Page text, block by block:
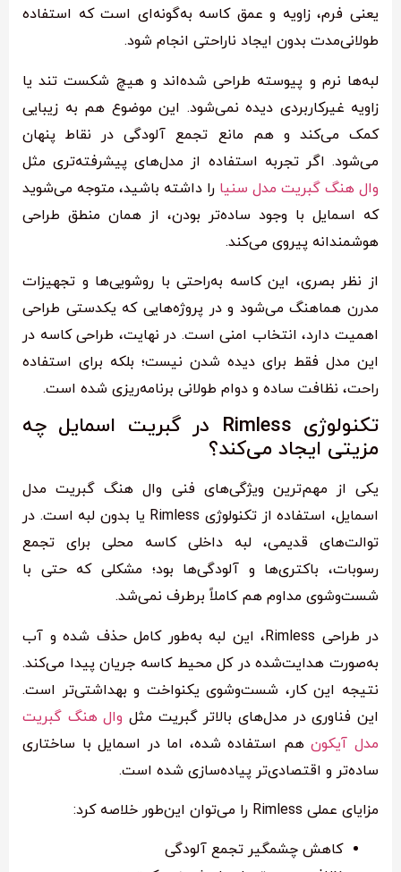
یعنی فرم، زاویه و عمق کاسه به‌گونه‌ای است که استفاده
طولانی‌مدت بدون ایجاد ناراحتی انجام شود.
لبه‌ها نرم و پیوسته طراحی شده‌اند و هیچ شکست تند یا
زاویه غیرکاربردی دیده نمی‌شود. این موضوع هم به زیبایی
کمک می‌کند و هم مانع تجمع آلودگی در نقاط پنهان
می‌شود. اگر تجربه استفاده از مدل‌های پیشرفته‌تری مثل
وال هنگ گبریت مدل سنیا را داشته باشید، متوجه می‌شوید
که اسمایل با وجود ساده‌تر بودن، از همان منطق طراحی
هوشمندانه پیروی می‌کند.
از نظر بصری، این کاسه به‌راحتی با روشویی‌ها و تجهیزات
مدرن هماهنگ می‌شود و در پروژه‌هایی که یکدستی طراحی
اهمیت دارد، انتخاب امنی است. در نهایت، طراحی کاسه در
این مدل فقط برای دیده شدن نیست؛ بلکه برای استفاده
راحت، نظافت ساده و دوام طولانی برنامه‌ریزی شده است.
تکنولوژی Rimless در گبریت اسمایل چه
مزیتی ایجاد می‌کند؟
یکی از مهم‌ترین ویژگی‌های فنی وال هنگ گبریت مدل
اسمایل، استفاده از تکنولوژی Rimless یا بدون لبه است. در
توالت‌های قدیمی، لبه داخلی کاسه محلی برای تجمع
رسوبات، باکتری‌ها و آلودگی‌ها بود؛ مشکلی که حتی با
شست‌وشوی مداوم هم کاملاً برطرف نمی‌شد.
در طراحی Rimless، این لبه به‌طور کامل حذف شده و آب
به‌صورت هدایت‌شده در کل محیط کاسه جریان پیدا می‌کند.
نتیجه این کار، شست‌وشوی یکنواخت و بهداشتی‌تر است.
این فناوری در مدل‌های بالاتر گبریت مثل وال هنگ گبریت
مدل آیکونهم استفاده شده، اما در اسمایل با ساختاری
ساده‌تر و اقتصادی‌تر پیاده‌سازی شده است.
مزایای عملی Rimless را می‌توان این‌طور خلاصه کرد:
کاهش چشمگیر تجمع آلودگی